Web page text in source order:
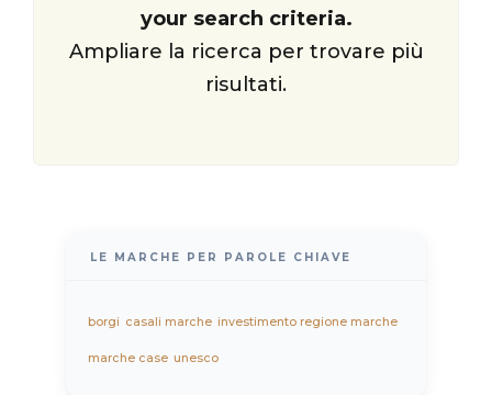
your search criteria.
Ampliare la ricerca per trovare più
risultati.
LE MARCHE PER PAROLE CHIAVE
borgi casali marche investimento regione marche
marche case unesco